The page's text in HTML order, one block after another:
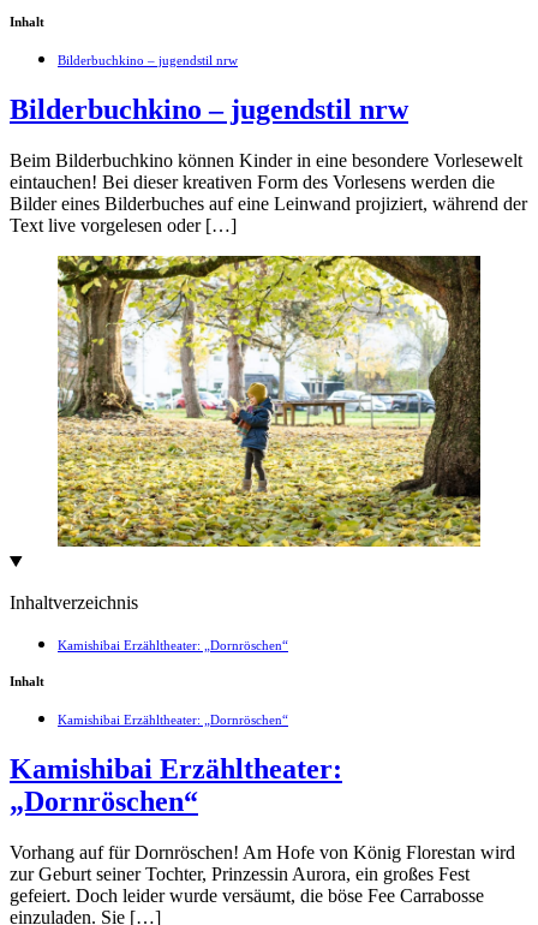
Inhalt
Bilderbuchkino – jugendstil nrw
Bilderbuchkino – jugendstil nrw
Beim Bilderbuchkino können Kinder in eine besondere Vorlesewelt
eintauchen! Bei dieser kreativen Form des Vorlesens werden die
Bilder eines Bilderbuches auf eine Leinwand projiziert, während der
Text live vorgelesen oder […]
Inhaltverzeichnis
Kamishibai Erzähltheater: „Dornröschen“
Inhalt
Kamishibai Erzähltheater: „Dornröschen“
Kamishibai Erzähltheater:
„Dornröschen“
Vorhang auf für Dornröschen! Am Hofe von König Florestan wird
zur Geburt seiner Tochter, Prinzessin Aurora, ein großes Fest
gefeiert. Doch leider wurde versäumt, die böse Fee Carrabosse
einzuladen. Sie […]